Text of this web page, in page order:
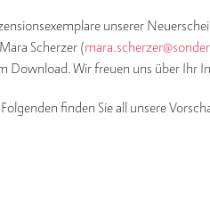
unserer
Scherzer (
Download. Wir freuen uns über Ihr
finden Sie all unsere